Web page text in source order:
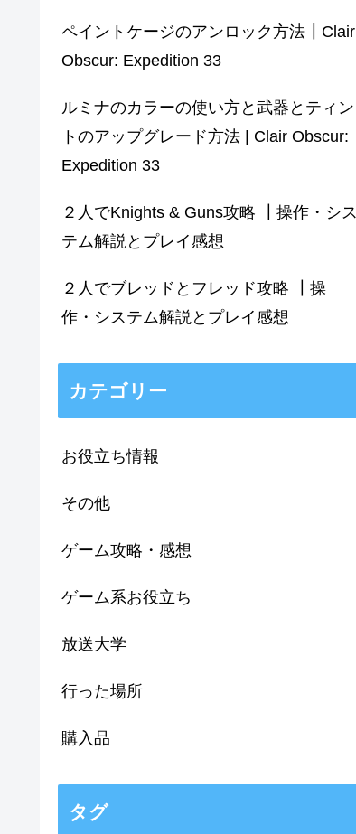
ペイントケージのアンロック方法┃Clair
Obscur: Expedition 33
ルミナのカラーの使い方と武器とティン
トのアップグレード方法 | Clair Obscur:
Expedition 33
２人でKnights & Guns攻略 ┃操作・シス
テム解説とプレイ感想
２人でブレッドとフレッド攻略 ┃操
作・システム解説とプレイ感想
カテゴリー
お役立ち情報
その他
ゲーム攻略・感想
ゲーム系お役立ち
放送大学
行った場所
購入品
タグ